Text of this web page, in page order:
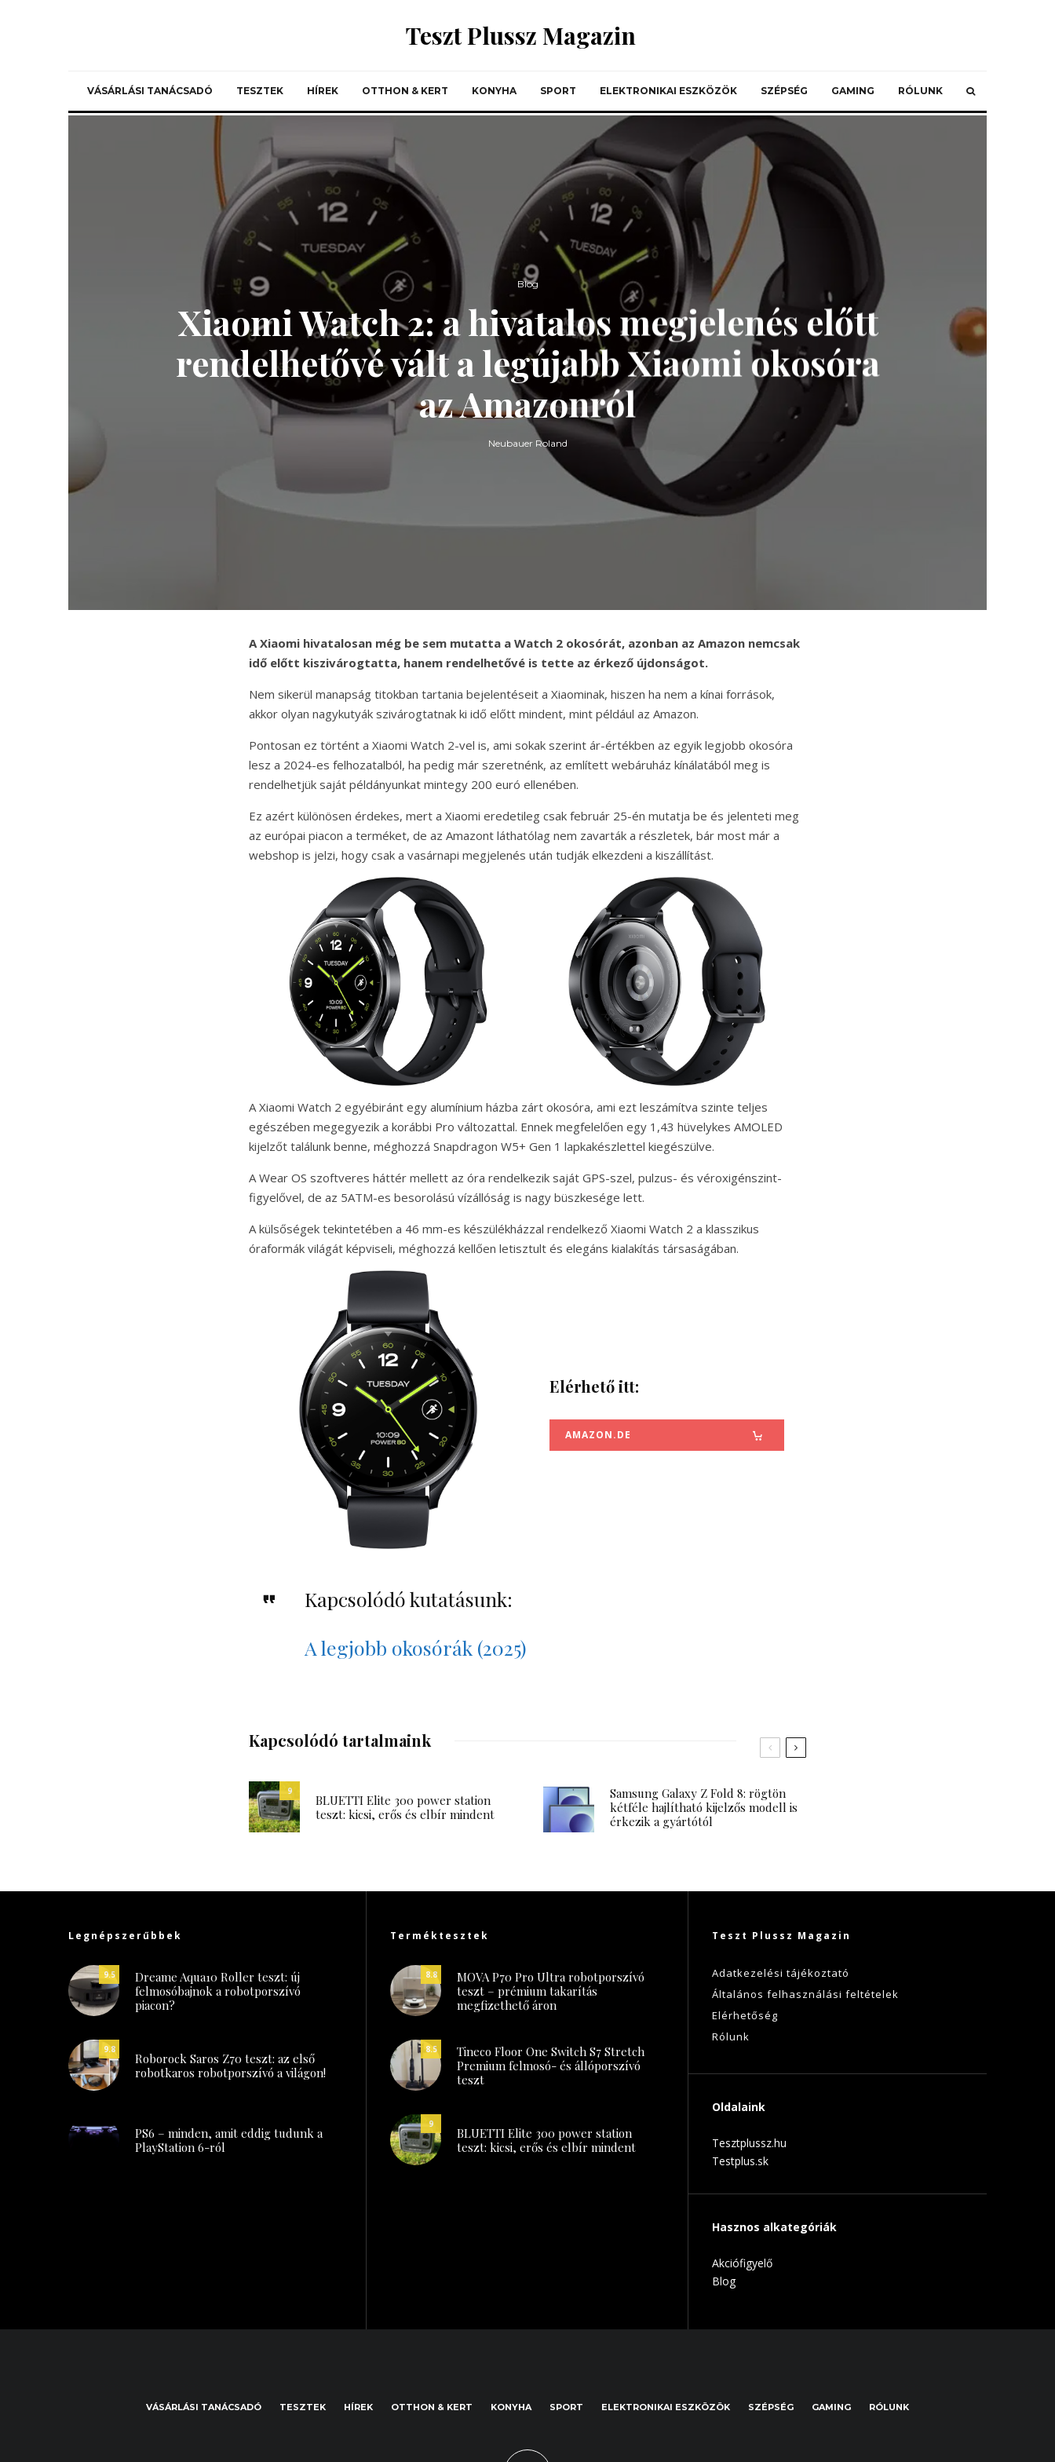
Teszt Plussz Magazin
VÁSÁRLÁSI TANÁCSADÓ TESZTEK HÍREK OTTHON & KERT KONYHA SPORT ELEKTRONIKAI ESZKÖZÖK SZÉPSÉG GAMING RÓLUNK
Blog
Xiaomi Watch 2: a hivatalos megjelenés előtt
rendelhetővé vált a legújabb Xiaomi okosóra
az Amazonról
Neubauer Roland
A Xiaomi hivatalosan még be sem mutatta a Watch 2 okosórát, azonban az Amazon nemcsak
idő előtt kiszivárogtatta, hanem rendelhetővé is tette az érkező újdonságot.
Nem sikerül manapság titokban tartania bejelentéseit a Xiaominak, hiszen ha nem a kínai források,
akkor olyan nagykutyák szivárogtatnak ki idő előtt mindent, mint például az Amazon.
Pontosan ez történt a Xiaomi Watch 2-vel is, ami sokak szerint ár-értékben az egyik legjobb okosóra
lesz a 2024-es felhozatalból, ha pedig már szeretnénk, az említett webáruház kínálatából meg is
rendelhetjük saját példányunkat mintegy 200 euró ellenében.
Ez azért különösen érdekes, mert a Xiaomi eredetileg csak február 25-én mutatja be és jelenteti meg
az európai piacon a terméket, de az Amazont láthatólag nem zavarták a részletek, bár most már a
webshop is jelzi, hogy csak a vasárnapi megjelenés után tudják elkezdeni a kiszállítást.
A Xiaomi Watch 2 egyébiránt egy alumínium házba zárt okosóra, ami ezt leszámítva szinte teljes
egészében megegyezik a korábbi Pro változattal. Ennek megfelelően egy 1,43 hüvelykes AMOLED
kijelzőt találunk benne, méghozzá Snapdragon W5+ Gen 1 lapkakészlettel kiegészülve.
A Wear OS szoftveres háttér mellett az óra rendelkezik saját GPS-szel, pulzus- és véroxigénszint-
figyelővel, de az 5ATM-es besorolású vízállóság is nagy büszkesége lett.
A külsőségek tekintetében a 46 mm-es készülékházzal rendelkező Xiaomi Watch 2 a klasszikus
óraformák világát képviseli, méghozzá kellően letisztult és elegáns kialakítás társaságában.
Elérhető itt:
AMAZON.DE
Kapcsolódó kutatásunk:
A legjobb okosórák (2025)
Kapcsolódó tartalmaink
9
BLUETTI Elite 300 power station
teszt: kicsi, erős és elbír mindent
Samsung Galaxy Z Fold 8: rögtön
kétféle hajlítható kijelzős modell is
érkezik a gyártótól
Legnépszerűbbek
9.5
Dreame Aqua10 Roller teszt: új
felmosóbajnok a robotporszívó
piacon?
9.8
Roborock Saros Z70 teszt: az első
robotkaros robotporszívó a világon!
PS6 – minden, amit eddig tudunk a
PlayStation 6-ról
Terméktesztek
8.8
MOVA P70 Pro Ultra robotporszívó
teszt – prémium takarítás
megfizethető áron
8.5
Tineco Floor One Switch S7 Stretch
Premium felmosó- és állóporszívó
teszt
9
BLUETTI Elite 300 power station
teszt: kicsi, erős és elbír mindent
Teszt Plussz Magazin
Adatkezelési tájékoztató
Általános felhasználási feltételek
Elérhetőség
Rólunk
Oldalaink
Tesztplussz.hu
Testplus.sk
Hasznos alkategóriák
Akciófigyelő
Blog
VÁSÁRLÁSI TANÁCSADÓ TESZTEK HÍREK OTTHON & KERT KONYHA SPORT ELEKTRONIKAI ESZKÖZÖK SZÉPSÉG GAMING RÓLUNK